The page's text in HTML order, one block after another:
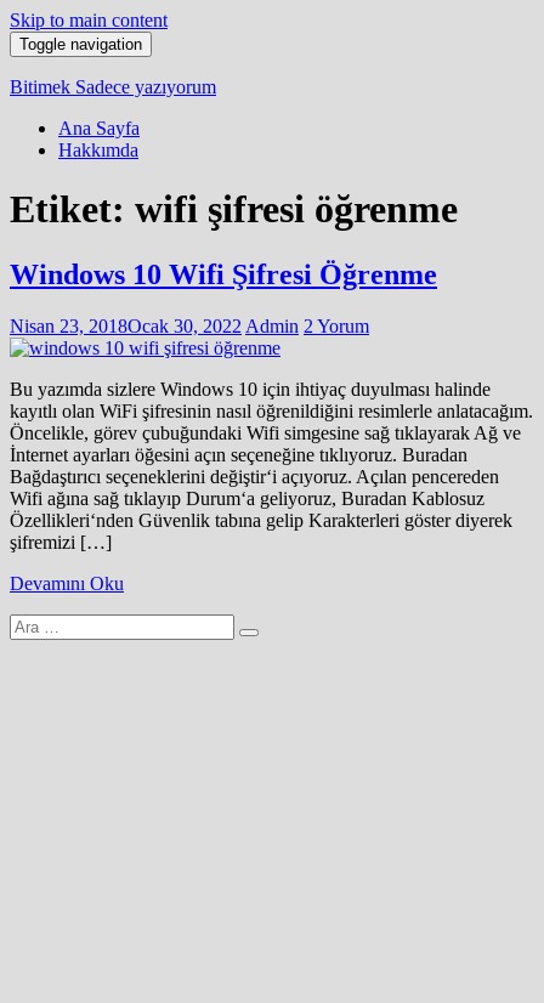
Skip to main content
Toggle navigation
Bitimek Sadece yazıyorum
Ana Sayfa
Hakkımda
Etiket: wifi şifresi öğrenme
Windows 10 Wifi Şifresi Öğrenme
Nisan 23, 2018Ocak 30, 2022 Admin 2 Yorum
Bu yazımda sizlere Windows 10 için ihtiyaç duyulması halinde
kayıtlı olan WiFi şifresinin nasıl öğrenildiğini resimlerle anlatacağım.
Öncelikle, görev çubuğundaki Wifi simgesine sağ tıklayarak Ağ ve
İnternet ayarları öğesini açın seçeneğine tıklıyoruz. Buradan
Bağdaştırıcı seçeneklerini değiştir‘i açıyoruz. Açılan pencereden
Wifi ağına sağ tıklayıp Durum‘a geliyoruz, Buradan Kablosuz
Özellikleri‘nden Güvenlik tabına gelip Karakterleri göster diyerek
şifremizi […]
Devamını Oku
Arama
yap: